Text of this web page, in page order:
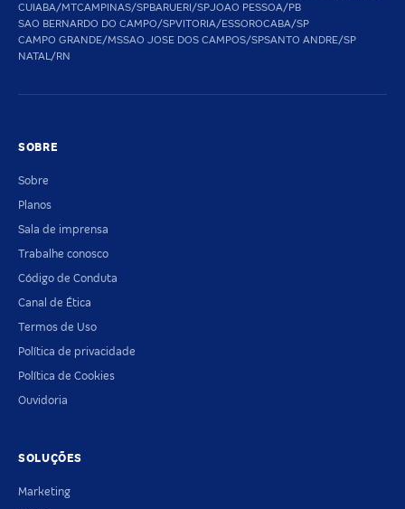
CUIABA/MTCAMPINAS/SPBARUERI/SPJOAO PESSOA/PB
SAO BERNARDO DO CAMPO/SPVITORIA/ESSOROCABA/SP
CAMPO GRANDE/MSSAO JOSE DOS CAMPOS/SPSANTO ANDRE/SP
NATAL/RN
SOBRE
Sobre
Planos
Sala de imprensa
Trabalhe conosco
Código de Conduta
Canal de Ética
Termos de Uso
Política de privacidade
Política de Cookies
Ouvidoria
SOLUÇÕES
Marketing